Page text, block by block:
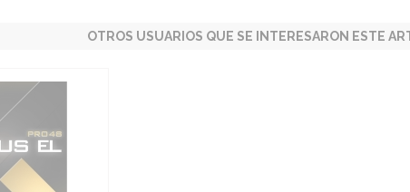
OTROS USUARIOS QUE SE INTERESARON ESTE